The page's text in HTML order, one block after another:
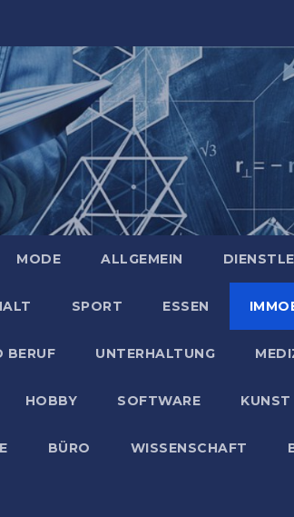
MODE ALLGEMEIN
SPORT ESSEN
BERUF UNTERHALTUNG
HOBBY SOFTWARE KUNST
BÜRO WISSENSCHAFT